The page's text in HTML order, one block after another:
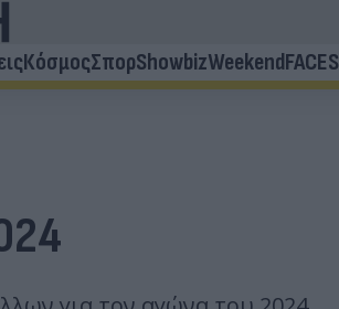
ΚόσμοςΣπορShowbizWeekendFACES